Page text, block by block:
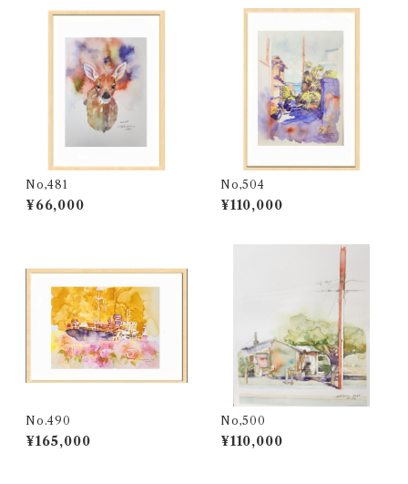
No,481
¥66,000
No,504
¥110,000
No.490
¥165,000
No,500
¥110,000